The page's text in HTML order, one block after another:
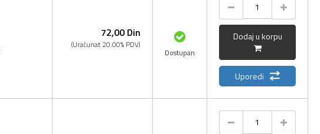
72,00 Din
(Uračunat 20.00% PDV)
Dostupan
Dodaj u korpu
Uporedi